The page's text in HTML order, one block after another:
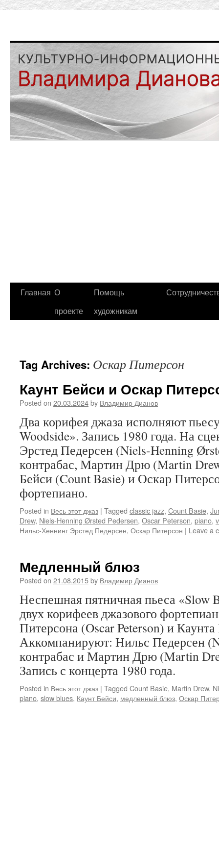
Главная О
проекте
Помощь
художникам
Tag Archives: Оскар Питерсон
Каунт Бейси и Оскар
Posted on 20.03.2024by Владимир Дианов
Два корифея джаза исполняют
Woodside». Запись 1980 года. На
Эрстед Педерсен (Niels-Henning
контрабас, Мартин Дрю (Martin
Бейси (Count Basie) и Оскар
фортепиано.
Posted in Весь этот джаз | Tagged classic jazz, Count Basie,
Drew, Niels-Henning Ørsted Pedersen, Oscar Peterson, piano,
Нильс-Хеннинг Эрстед Педерсен, Оскар Питерсон | Leave a
Медленный блюз
Posted on 21.08.2015by Владимир Дианов
Неспешная пятничная пьеса «Slow
двух корифеев джазового
Питерсона (Oscar Peterson) и
Аккомпанируют: Нильс Педерсен
контрабас и Мартин Дрю (Martin
Запись с концерта 1980 года.
Posted in Весь этот джаз | Tagged Count Basie, Martin Drew,
piano, slow blues, Каунт Бейси, медленный блюз, Оскар